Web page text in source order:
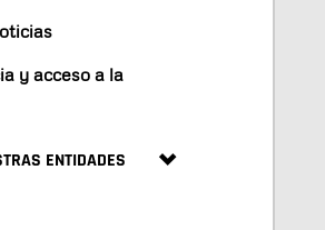
y acceso a la
ENTIDADES